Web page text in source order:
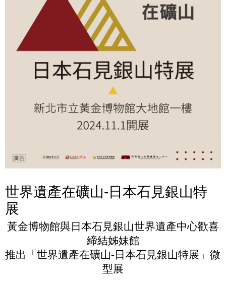
世界遺產在礦山-日本石見銀山特
展
黃金博物館與日本石見銀山世界遺產中心歡喜
締結姊妹館
推出「世界遺產在礦山-日本石見銀山特展」微
型展